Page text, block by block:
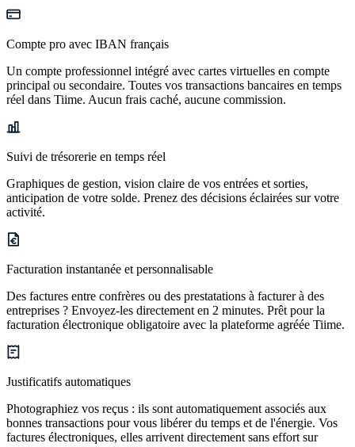
Compte pro avec IBAN français
Un compte professionnel intégré avec cartes virtuelles en compte
principal ou secondaire. Toutes vos transactions bancaires en temps
réel dans Tiime. Aucun frais caché, aucune commission.
Suivi de trésorerie en temps réel
Graphiques de gestion, vision claire de vos entrées et sorties,
anticipation de votre solde. Prenez des décisions éclairées sur votre
activité.
Facturation instantanée et personnalisable
Des factures entre confrères ou des prestatations à facturer à des
entreprises ? Envoyez-les directement en 2 minutes. Prêt pour la
facturation électronique obligatoire avec la plateforme agréée Tiime.
Justificatifs automatiques
Photographiez vos reçus : ils sont automatiquement associés aux
bonnes transactions pour vous libérer du temps et de l'énergie. Vos
factures électroniques, elles arrivent directement sans effort sur